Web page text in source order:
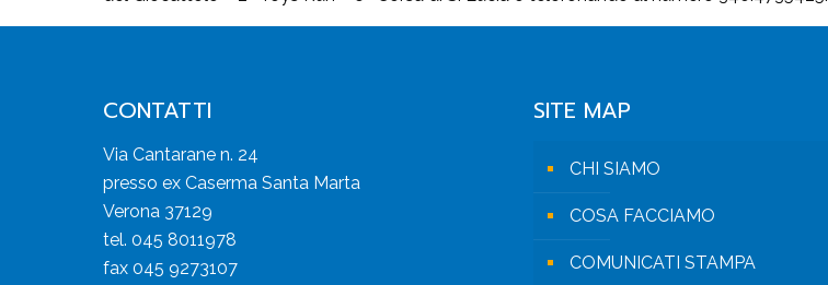
CONTATTI
Via Cantarane n. 24
presso ex Caserma Santa Marta
Verona 37129
tel. 045 8011978
fax 045 9273107
SITE MAP
CHI SIAMO
COSA FACCIAMO
COMUNICATI STAMPA